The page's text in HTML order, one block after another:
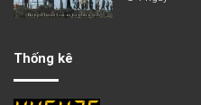
Thống kê